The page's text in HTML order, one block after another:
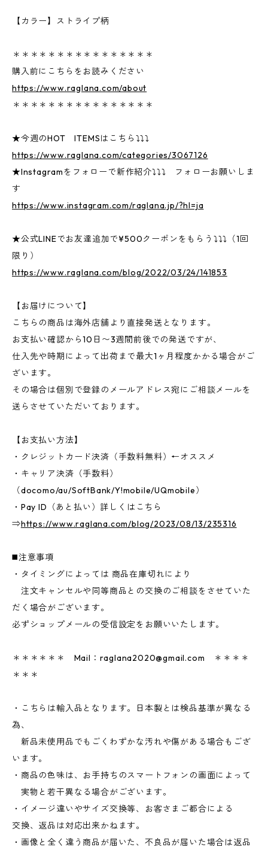
【カラー】ストライプ柄
＊＊＊＊＊＊＊＊＊＊＊＊＊＊＊＊
購入前にこちらをお読みください
https://www.raglana.com/about
＊＊＊＊＊＊＊＊＊＊＊＊＊＊＊＊
★今週のHOT ITEMSはこちら⤵⤵⤵
https://www.raglana.com/categories/3067126
★Instagramをフォローで新作紹介⤵⤵⤵ フォローお願いしま
す
https://www.instagram.com/raglana.jp/?hl=ja
★公式LINEでお友達追加で¥500クーポンをもらう⤵⤵⤵（1回
限り）
https://www.raglana.com/blog/2022/03/24/141853
【お届けについて】
こちらの商品は海外店舗より直接発送となります。
お支払い確認から10日〜3週間前後での発送ですが、
仕入先や時期によって出荷まで最大1ヶ月程度かかる場合がご
ざいます。
その場合は個別で登録のメールアドレス宛にご相談メールを
送らさせていただいております。
【お支払い方法】
・クレジットカード決済（手数料無料）←オススメ
・キャリア決済（手数料）
（docomo/au/SoftBank/Y!mobile/UQmobile）
・Pay ID（あと払い）詳しくはこちら
⇒https://www.raglana.com/blog/2023/08/13/235316
◼️注意事項
・タイミングによっては 商品在庫切れにより
注文キャンセルや同等商品との交換のご相談をさせていた
だく場合がございます。
必ずショップメールの受信設定をお願いいたします。
＊＊＊＊＊＊ Mail： raglana2020@gmail.com ＊＊＊＊
＊＊＊
・こちらは輸入品となります。日本製とは検品基準が異なる
為、
新品未使用品でもごくわずかな汚れや傷がある場合もござ
います。
・商品の色味は、お手持ちのスマートフォンの画面によって
実物と若干異なる場合がございます。
・イメージ違いやサイズ交換等、お客さまご都合による
交換、返品は対応出来かねます。
・画像と全く違う商品が届いた、不良品が届いた場合は返品